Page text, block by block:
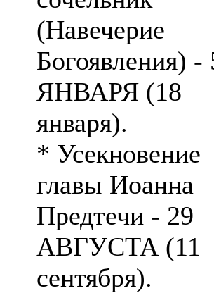
(Навечерие
Богоявления) -
ЯНВАРЯ (18
января).
* Усекновение
главы Иоанна
Предтечи - 29
АВГУСТА (11
сентября).